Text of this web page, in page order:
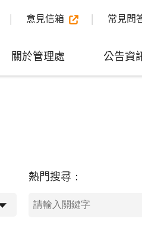
意見信箱 常見問
關於管理處 公告資
熱門搜尋：